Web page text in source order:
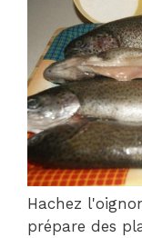
Hachez
prépare des